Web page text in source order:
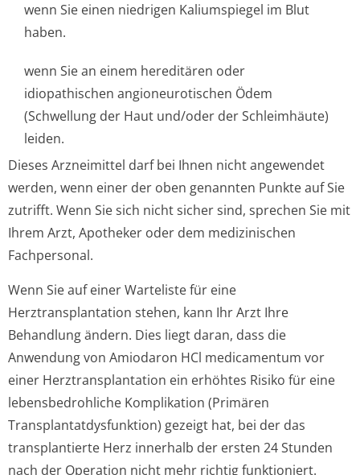
wenn Sie einen niedrigen Kaliumspiegel im Blut
haben.
wenn Sie an einem hereditären oder
idiopathischen angioneurotischen Ödem
(Schwellung der Haut und/oder der Schleimhäute)
leiden.
Dieses Arzneimittel darf bei Ihnen nicht angewendet
werden, wenn einer der oben genannten Punkte auf Sie
zutrifft. Wenn Sie sich nicht sicher sind, sprechen Sie mit
Ihrem Arzt, Apotheker oder dem medizinischen
Fachpersonal.
Wenn Sie auf einer Warteliste für eine
Herztransplantation stehen, kann Ihr Arzt Ihre
Behandlung ändern. Dies liegt daran, dass die
Anwendung von Amiodaron HCl medicamentum vor
einer Herztransplantation ein erhöhtes Risiko für eine
lebensbedrohliche Komplikation (Primären
Transplantatdys­funktion) gezeigt hat, bei der das
transplantierte Herz innerhalb der ersten 24 Stunden
nach der Operation nicht mehr richtig funktioniert.